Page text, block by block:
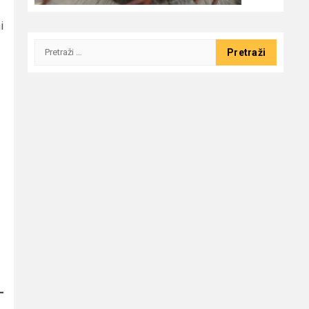
Pretraži: